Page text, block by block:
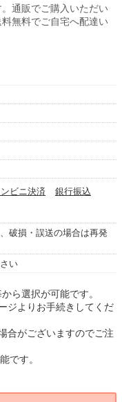
通販でご購入いただい
無料でご自宅へ配達い
ビニ決済
銀行振込
破損・誤送の場合は再発
い
ら選択が可能です。
ジよりお手続きしてくだ
合がございますのでご注
です。